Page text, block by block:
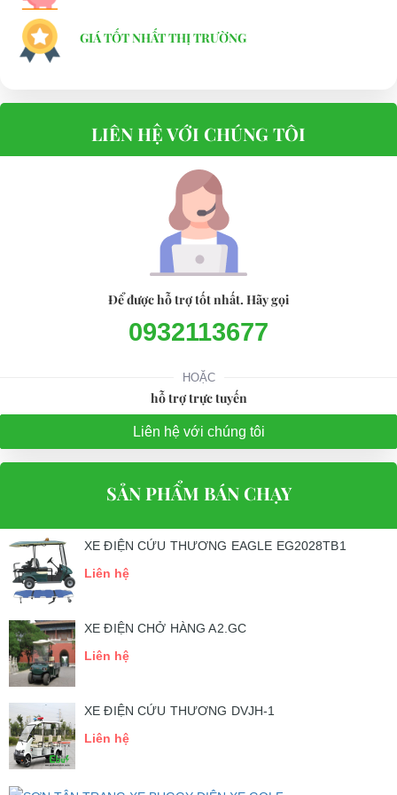
GIÁ TỐT NHẤT THỊ TRƯỜNG
LIÊN HỆ VỚI CHÚNG TÔI
Để được hỗ trợ tốt nhất. Hãy gọi
0932113677
HOẶC
hỗ trợ trực tuyến
Liên hệ với chúng tôi
SẢN PHẨM BÁN CHẠY
XE ĐIỆN CỨU THƯƠNG EAGLE EG2028TB1
Liên hệ
XE ĐIỆN CHỞ HÀNG A2.GC
Liên hệ
XE ĐIỆN CỨU THƯƠNG DVJH-1
Liên hệ